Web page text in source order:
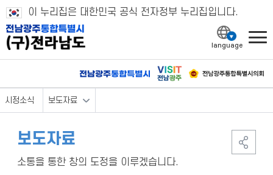
이 누리집은 대한민국 공식 전자정부 누리집입니다.
시정소식 보도자료
보도자료
소통을 통한 창의 도정을 이루겠습니다.